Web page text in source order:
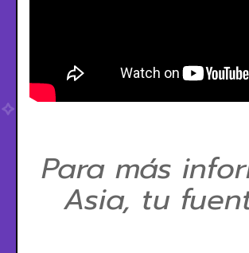
Para más
Asia, tu